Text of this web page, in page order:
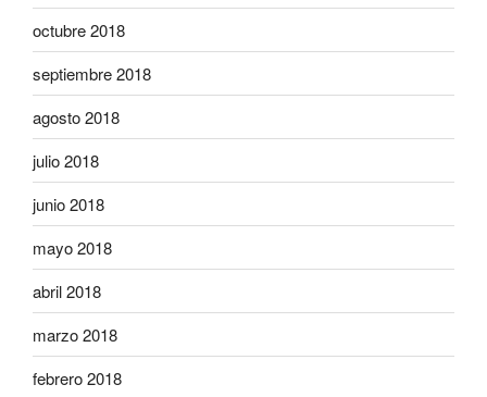
octubre 2018
septiembre 2018
agosto 2018
julio 2018
junio 2018
mayo 2018
abril 2018
marzo 2018
febrero 2018